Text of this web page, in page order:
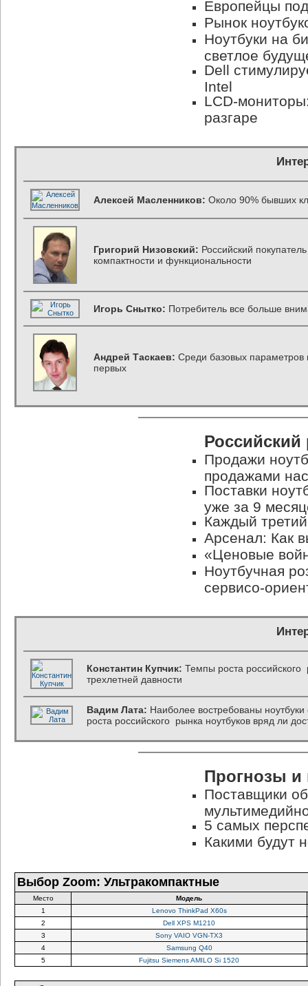
Европейцы
Рынок
Ноутбуки на
светлое
Dell
Intel
LCD-
разгаре
Алексей Масленников: Около 90% бывших
Григорий Низовский: Российский
компактности и функциональности
Игорь Снытко: Потребитель все больше
Андрей Таскаев: Среди базовых параметров
первых
Продажи
продажами
Поставки
уже за 9
Каждый
Арсенал: Как
«Ценовые
Ноутбучная
сервисо-
Константин Купчик: Темпы роста российского
трехлетней давности
Вадим Лата: Наиболее востребованы
роста российского рынка ноутбуков вряд ли
Прогнозы и
Поставщики
5 самых
Какими будут
Выбор Zoom: Ультракомпактные
Место
Модель
1
Lenovo ThinkPad X60s
2
Dell XPS M1210
3
Sony VAIO VGN-TX3
4
Samsung Q40
5
Fujitsu Siemens AMILO Si 1520